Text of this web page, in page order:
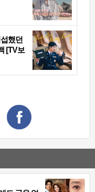
했던
[TV보